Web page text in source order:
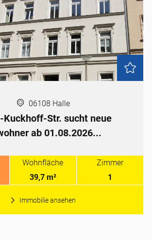
06108 Halle
Kuckhoff-Str. sucht neue
ab 01.08.2026...
Wohnfläche
39,7 m²
Zimmer
1
Immobilie ansehen